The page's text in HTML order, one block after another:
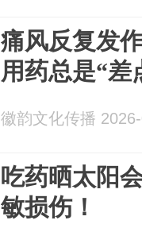
痛风反复发
用药总是“差
徽韵文化传播
吃药晒太阳
敏损伤！